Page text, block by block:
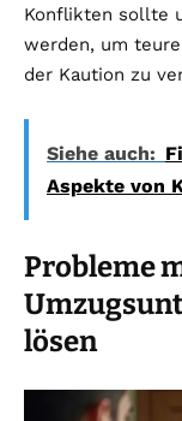
Konflikten sollte
werden, um
der Kaution zu
Siehe auch:
Aspekte von
Probleme
lösen